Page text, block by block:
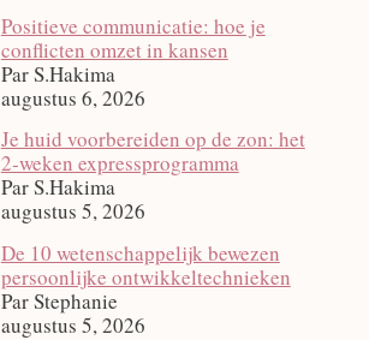
Positieve communicatie: hoe je
conflicten omzet in kansen
Par S.Hakima
augustus 6, 2026
Je huid voorbereiden op de zon: het
2‑weken expressprogramma
Par S.Hakima
augustus 5, 2026
De 10 wetenschappelijk bewezen
persoonlijke ontwikkeltechnieken
Par Stephanie
augustus 5, 2026